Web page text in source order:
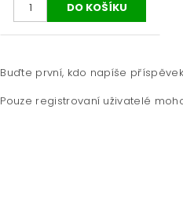
Buďte první, kdo napíše
Pouze registrovaní uživatelé